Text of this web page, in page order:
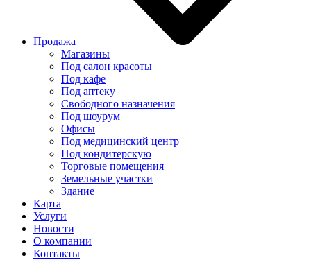
Продажа
Магазины
Под салон красоты
Под кафе
Под аптеку
Свободного назначения
Под шоурум
Офисы
Под медицинский центр
Под кондитерскую
Торговые помещения
Земельные участки
Здание
Карта
Услуги
Новости
О компании
Контакты